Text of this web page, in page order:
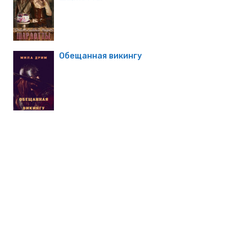
Обещанная викингу